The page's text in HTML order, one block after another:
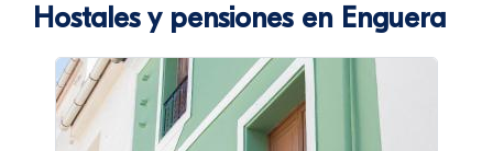
Hostales y pensiones en Enguera